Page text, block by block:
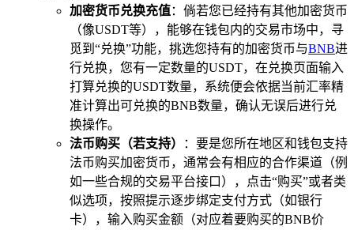
加密货币兑换充值：倘若您已经持有其他加密货币
（像USDT等），能够在钱包内的交易市场中，寻
觅到“兑换”功能，挑选您持有的加密货币与BNB进
行兑换，您有一定数量的USDT，在兑换页面输入
打算兑换的USDT数量，系统便会依据当前汇率精
准计算出可兑换的BNB数量，确认无误后进行兑
换操作。
法币购买（若支持）
：要是您所在地区和钱包支持
法币购买加密货币，通常会有相应的合作渠道（例
如一些合规的交易平台接口），点击“购买”或者类
似选项，按照提示逐步绑定支付方式（如银行
卡），输入购买金额（对应着要购买的BNB价